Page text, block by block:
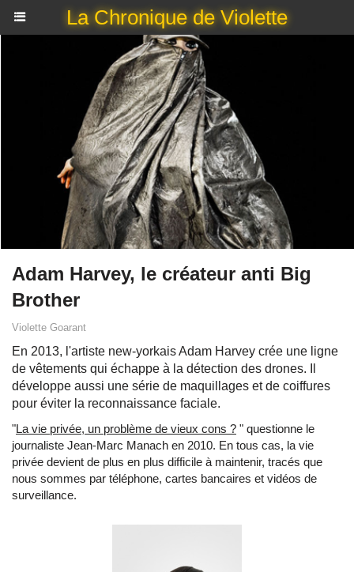
La Chronique de Violette
Adam Harvey, le créateur anti Big
Brother
Violette Goarant
En 2013, l'artiste new-yorkais Adam Harvey crée une ligne
de vêtements qui échappe à la détection des drones. Il
développe aussi une série de maquillages et de coiffures
pour éviter la reconnaissance faciale.
"La vie privée, un problème de vieux cons ? " questionne le
journaliste Jean-Marc Manach en 2010. En tous cas, la vie
privée devient de plus en plus difficile à maintenir, tracés que
nous sommes par téléphone, cartes bancaires et vidéos de
surveillance.